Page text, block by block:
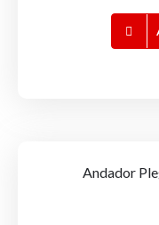
Andador